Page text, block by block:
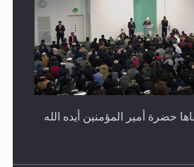
حضرة أمير المؤمنين أيده الله